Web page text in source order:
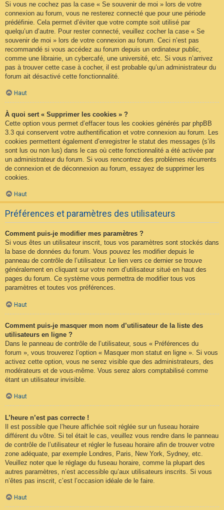
Si vous ne cochez pas la case « Se souvenir de moi » lors de votre
connexion au forum, vous ne resterez connecté que pour une période
prédéfinie. Cela permet d’éviter que votre compte soit utilisé par
quelqu’un d’autre. Pour rester connecté, veuillez cocher la case « Se
souvenir de moi » lors de votre connexion au forum. Ceci n’est pas
recommandé si vous accédez au forum depuis un ordinateur public,
comme une librairie, un cybercafé, une université, etc. Si vous n’arrivez
pas à trouver cette case à cocher, il est probable qu’un administrateur du
forum ait désactivé cette fonctionnalité.
Haut
À quoi sert « Supprimer les cookies » ?
Cette option vous permet d’effacer tous les cookies générés par phpBB
3.3 qui conservent votre authentification et votre connexion au forum. Les
cookies permettent également d’enregistrer le statut des messages (s’ils
sont lus ou non lus) dans le cas où cette fonctionnalité a été activée par
un administrateur du forum. Si vous rencontrez des problèmes récurrents
de connexion et de déconnexion au forum, essayez de supprimer les
cookies.
Haut
Préférences et paramètres des utilisateurs
Comment puis-je modifier mes paramètres ?
Si vous êtes un utilisateur inscrit, tous vos paramètres sont stockés dans
la base de données du forum. Vous pouvez les modifier depuis le
panneau de contrôle de l’utilisateur. Le lien vers ce dernier se trouve
généralement en cliquant sur votre nom d’utilisateur situé en haut des
pages du forum. Ce système vous permettra de modifier tous vos
paramètres et toutes vos préférences.
Haut
Comment puis-je masquer mon nom d’utilisateur de la liste des
utilisateurs en ligne ?
Dans le panneau de contrôle de l’utilisateur, sous « Préférences du
forum », vous trouverez l’option « Masquer mon statut en ligne ». Si vous
activez cette option, vous ne serez visible que des administrateurs, des
modérateurs et de vous-même. Vous serez alors comptabilisé comme
étant un utilisateur invisible.
Haut
L’heure n’est pas correcte !
Il est possible que l’heure affichée soit réglée sur un fuseau horaire
différent du vôtre. Si tel était le cas, veuillez vous rendre dans le panneau
de contrôle de l’utilisateur et régler le fuseau horaire afin de trouver votre
zone adéquate, par exemple Londres, Paris, New York, Sydney, etc.
Veuillez noter que le réglage du fuseau horaire, comme la plupart des
autres paramètres, n’est accessible qu’aux utilisateurs inscrits. Si vous
n’êtes pas inscrit, c’est l’occasion idéale de le faire.
Haut